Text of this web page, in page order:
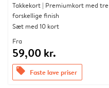
Takkekort | Premiumkort med tre
forskellige finish
Sæt med 10 kort
Fra
59,00 kr.
offers Faste lave priser